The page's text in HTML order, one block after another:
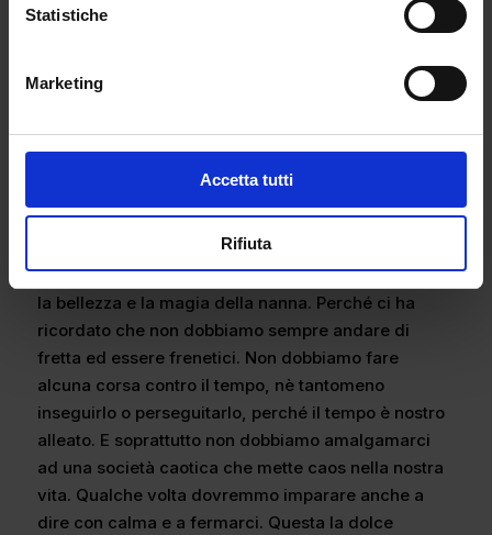
Statistiche
Marketing
Accetta tutti
Rifiuta
all’interno del calendario di Camera Moda ad usare
l’upcycling. E come spiegano Filippo e Simone per
raccontare le loro storie. Dal punk anticonformista,
racconti di Simon Cracker che hanno un solo filo
conduttore: l’upcycling. E per questo i pezzi sono
sempre tutti unici o riproducibili in piccole quantità,
Grazie quindi a Simon Cracker che ci ha ricordato
la bellezza e la magia della nanna. Perché ci ha
ricordato che non dobbiamo sempre andare di
fretta ed essere frenetici. Non dobbiamo fare
alcuna corsa contro il tempo, nè tantomeno
inseguirlo o perseguitarlo, perché il tempo è nostro
alleato. E soprattutto non dobbiamo amalgamarci
ad una società caotica che mette caos nella nostra
vita. Qualche volta dovremmo imparare anche a
dire con calma e a fermarci. Questa la dolce